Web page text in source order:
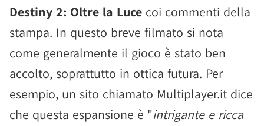
Destiny 2: Oltre la Luce coi commenti della
stampa. In questo breve filmato si nota
come generalmente il gioco è stato ben
accolto, soprattutto in ottica futura. Per
esempio, un sito chiamato Multiplayer.it dice
che questa espansione è "intrigante e ricca